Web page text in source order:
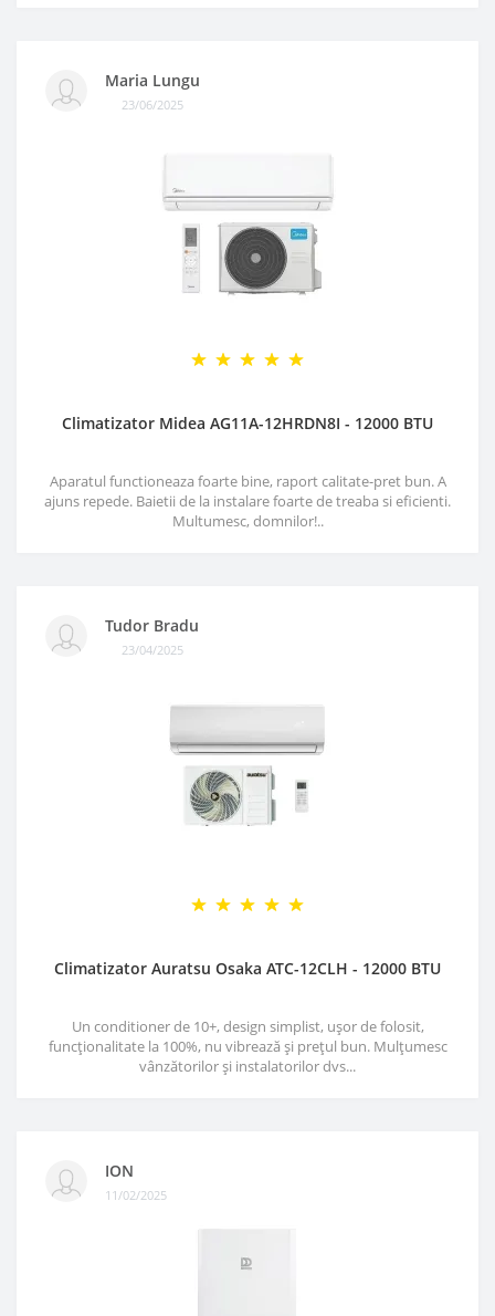
Maria Lungu
23/06/2025
Climatizator Midea AG11A-12HRDN8I - 12000 BTU
Aparatul functioneaza foarte bine, raport calitate-pret bun. A
ajuns repede. Baietii de la instalare foarte de treaba si eficienti.
Multumesc, domnilor!..
Tudor Bradu
23/04/2025
Climatizator Auratsu Osaka ATC-12CLH - 12000 BTU
Un conditioner de 10+, design simplist, ușor de folosit,
funcționalitate la 100%, nu vibrează și prețul bun. Mulțumesc
vânzătorilor și instalatorilor dvs...
ION
11/02/2025